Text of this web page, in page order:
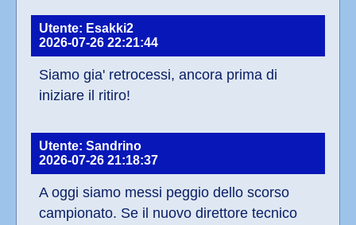
Utente: Esakki2
2026-07-26 22:21:44
Siamo gia' retrocessi, ancora prima di
iniziare il ritiro!
Utente: Sandrino
2026-07-26 21:18:37
A oggi siamo messi peggio dello scorso
campionato. Se il nuovo direttore tecnico